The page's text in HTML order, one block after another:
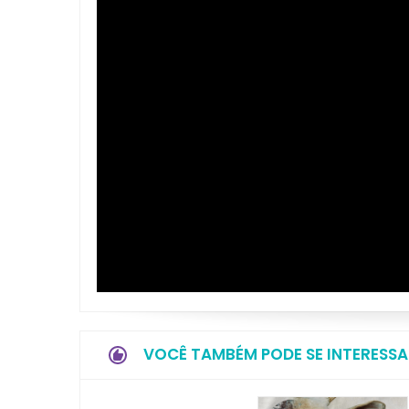
VOCÊ TAMBÉM PODE SE